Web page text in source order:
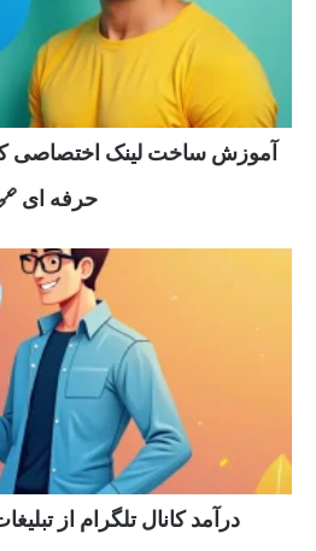
آموزش ساخت لینک اختصاصی
حرفه ای
درآمد کانال تلگرام از